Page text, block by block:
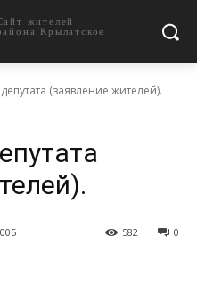
жителей
Крылатское
(заявление жителей).
0
582